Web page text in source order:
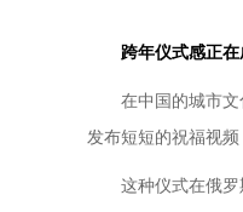
跨年仪式感正
在中国的城市
发布短短的祝福视
这种仪式在俄